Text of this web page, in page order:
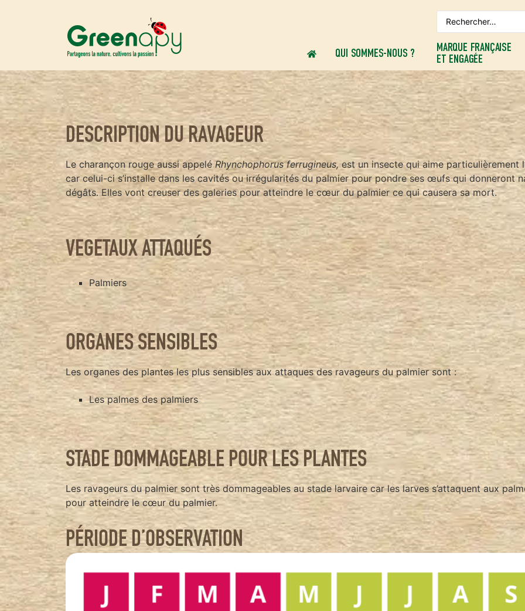
QUI SOMMES-NOUS ?
MARQUE FRANÇAISE
ET ENGAGÉE
DESCRIPTION DU RAVAGEUR
Le charançon rouge aussi appeléRhynchophorus ferrugineus, est un insecte qui aime particulièrement
car celui-ci s’installe dans les cavités ou irrégularités du palmier pour pondre ses œufs qui donneront
dégâts. Elles vont creuser des galeries pour atteindre le cœur du palmier ce qui causera sa mort.
VEGETAUX ATTAQUÉS
Palmiers
ORGANES SENSIBLES
Les organes des plantes les plus sensibles aux attaques des ravageurs du palmier sont :
Les palmes des palmiers
STADE DOMMAGEABLE POUR LES PLANTES
Les ravageurs du palmier sont très dommageables au stade larvaire car les larves s’attaquent aux
pour atteindre le cœur du palmier.
PÉRIODE D’OBSERVATION